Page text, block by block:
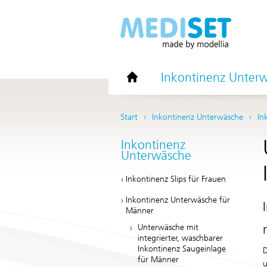
Inkontinenz
Start Inkontinenz Unterwäsche
Inkontinenz
Unterwäsche
Inkontinenz Slips für Frauen
Inkontinenz Unterwäsche für
Männer
Unterwäsche mit
integrierter, waschbarer
Inkontinenz Saugeinlage
für Männer